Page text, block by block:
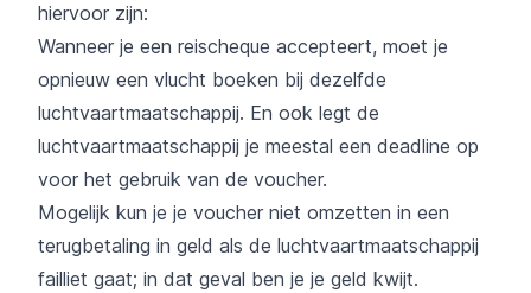
hiervoor zijn:
Wanneer je een reischeque accepteert, moet je
opnieuw een vlucht boeken bij dezelfde
luchtvaartmaatschappij. En ook legt de
luchtvaartmaatschappij je meestal een deadline op
voor het gebruik van de voucher.
Mogelijk kun je je voucher niet omzetten in een
terugbetaling in geld als de luchtvaartmaatschappij
failliet gaat; in dat geval ben je je geld kwijt.